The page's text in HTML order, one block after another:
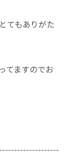
てもありがた
てますのでお